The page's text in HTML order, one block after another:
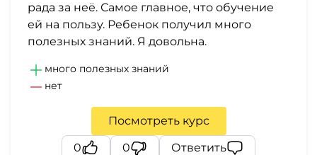
рада за неё. Самое главное, что обучение
ей на пользу. Ребенок получил много
полезных знаний. Я довольна.
много полезных знаний
нет
Посмотреть курс
0
0 Ответить